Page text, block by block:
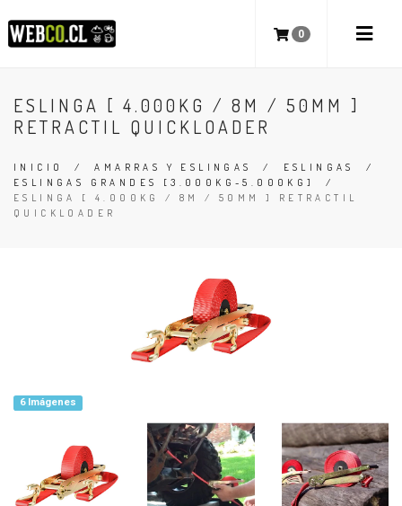
0
ESLINGA [ 4.000KG / 8M / 50MM ]
RETRACTIL QUICKLOADER
INICIO /AMARRAS Y ESLINGAS / ESLINGAS
/
ESLINGAS GRANDES [3.000KG-5.000KG]
/
ESLINGA [ 4.000KG / 8M / 50MM ] RETRACTIL
QUICKLOADER
6 Imágenes